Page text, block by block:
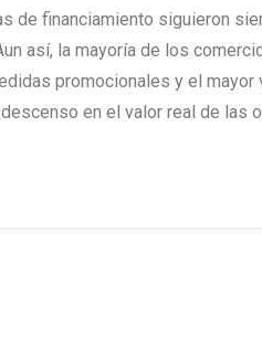
de financiamiento siguieron
así, la mayoría de los
promocionales y el mayor
en el valor real de las